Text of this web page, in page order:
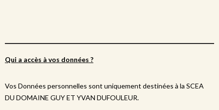
Qui a accès à vos données ?
Vos Données personnelles sont uniquement destinées à la SCEA
DU DOMAINE GUY ET YVAN DUFOULEUR.